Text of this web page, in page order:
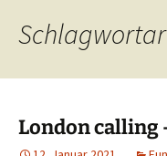
London calling